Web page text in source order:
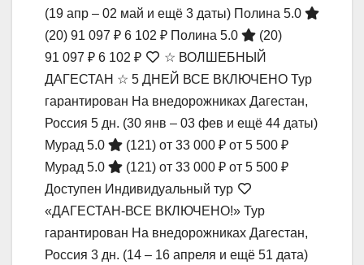
(19 апр – 02 май и ещё 3 даты) Полина 5.0
(20) 91 097 ₽ 6 102 ₽ Полина 5.0
(20)
91 097 ₽ 6 102 ₽
☆ ВОЛШЕБНЫЙ
ДАГЕСТАН ☆ 5 ДНЕЙ ВСЕ ВКЛЮЧЕНО Тур
гарантирован На внедорожниках Дагестан,
Россия 5 дн. (30 янв – 03 фев и ещё 44 даты)
Мурад 5.0
(121) от 33 000 ₽ от 5 500 ₽
Мурад 5.0
(121) от 33 000 ₽ от 5 500 ₽
Доступен Индивидуальный тур
«ДАГЕСТАН-ВСЕ ВКЛЮЧЕНО!» Тур
гарантирован На внедорожниках Дагестан,
Россия 3 дн. (14 – 16 апреля и ещё 51 дата)